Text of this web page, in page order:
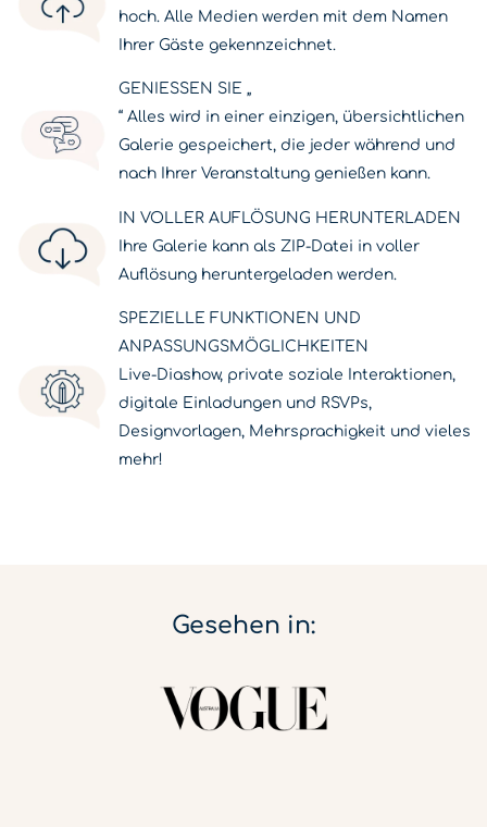
hoch. Alle Medien werden mit dem Namen
Ihrer Gäste gekennzeichnet.
GENIESSEN SIE „
“ Alles wird in einer einzigen, übersichtlichen
Galerie gespeichert, die jeder während und
nach Ihrer Veranstaltung genießen kann.
IN VOLLER AUFLÖSUNG HERUNTERLADEN
Ihre Galerie kann als ZIP-Datei in voller
Auflösung heruntergeladen werden.
SPEZIELLE FUNKTIONEN UND
ANPASSUNGSMÖGLICHKEITEN
Live-Diashow, private soziale Interaktionen,
digitale Einladungen und RSVPs,
Designvorlagen, Mehrsprachigkeit und vieles
mehr!
Gesehen in: